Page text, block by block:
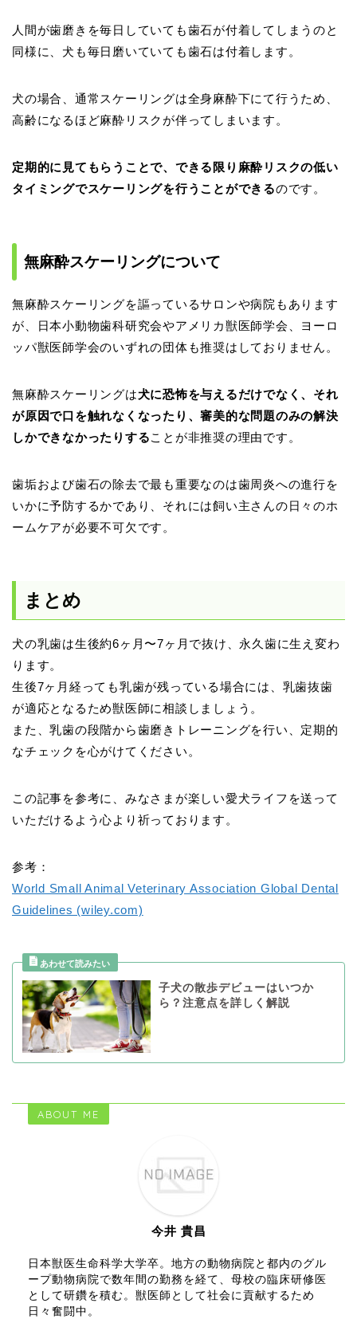
人間が歯磨きを毎日していても歯石が付着してしまうのと
同様に、犬も毎日磨いていても歯石は付着します。
犬の場合、通常スケーリングは全身麻酔下にて行うため、
高齢になるほど麻酔リスクが伴ってしまいます。
定期的に見てもらうことで、できる限り麻酔リスクの低い
タイミングでスケーリングを行うことができるのです。
無麻酔スケーリングについて
無麻酔スケーリングを謳っているサロンや病院もあります
が、日本小動物歯科研究会やアメリカ獣医師学会、ヨーロ
ッパ獣医師学会のいずれの団体も推奨はしておりません。
無麻酔スケーリングは犬に恐怖を与えるだけでなく、それ
が原因で口を触れなくなったり、審美的な問題のみの解決
しかできなかったりすることが非推奨の理由です。
歯垢および歯石の除去で最も重要なのは歯周炎への進行を
いかに予防するかであり、それには飼い主さんの日々のホ
ームケアが必要不可欠です。
まとめ
犬の乳歯は生後約6ヶ月〜7ヶ月で抜け、永久歯に生え変わ
ります。
生後7ヶ月経っても乳歯が残っている場合には、乳歯抜歯
が適応となるため獣医師に相談しましょう。
また、乳歯の段階から歯磨きトレーニングを行い、定期的
なチェックを心がけてください。
この記事を参考に、みなさまが楽しい愛犬ライフを送って
いただけるよう心より祈っております。
参考：
World Small Animal Veterinary Association Global Dental
Guidelines (wiley.com)
子犬の散歩デビューはいつか
ら？注意点を詳しく解説
ABOUT ME
今井 貴昌
日本獣医生命科学大学卒。地方の動物病院と都内のグル
ープ動物病院で数年間の勤務を経て、母校の臨床研修医
として研鑽を積む。獣医師として社会に貢献するため
日々奮闘中。